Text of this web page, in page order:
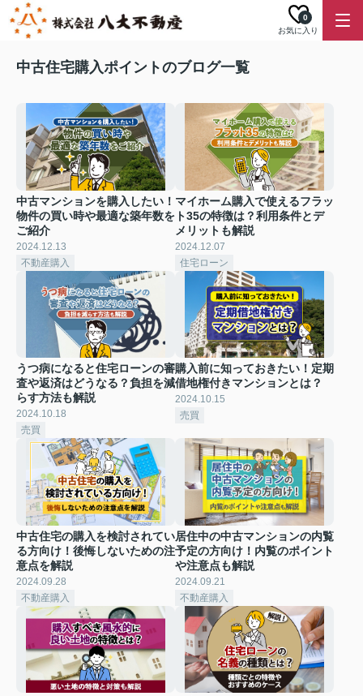
お気に入り
0
中古住宅購入ポイントのブログ一覧
中古マンションを購入したい！
物件の買い時や最適な築年数を
ご紹介
2024.12.13
不動産購入
マイホーム購入で使えるフラッ
ト35の特徴は？利用条件とデ
メリットも解説
2024.12.07
住宅ローン
うつ病になると住宅ローンの審
査や返済はどうなる？負担を減
らす方法も解説
2024.10.18
売買
購入前に知っておきたい！定期
借地権付きマンションとは？
2024.10.15
売買
中古住宅の購入を検討されてい
る方向け！後悔しないための注
意点を解説
2024.09.28
不動産購入
居住中の中古マンションの内覧
予定の方向け！内覧のポイント
や注意点も解説
2024.09.21
不動産購入